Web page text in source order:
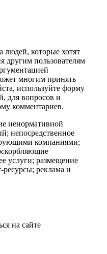
людей, которые хотят
другим пользователям
многим принять
используйте форму
для вопросов и
комментариев.
ненормативной
непосредственное
компаниями;
услуги; размещение
ресурсы; реклама и
на сайте